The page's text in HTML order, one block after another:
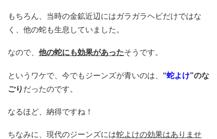
もちろん、当時の金鉱近辺にはガラガラヘビだけではな
く、他の蛇も生息していました。
なので、 他の蛇にも効果があったそうです。
というワケで、今でもジーンズが青いのは、 “蛇よけ”のな
ごり だったのです。
なるほど、納得ですね！
ちなみに、現代のジーンズには蛇よけの効果はありませ